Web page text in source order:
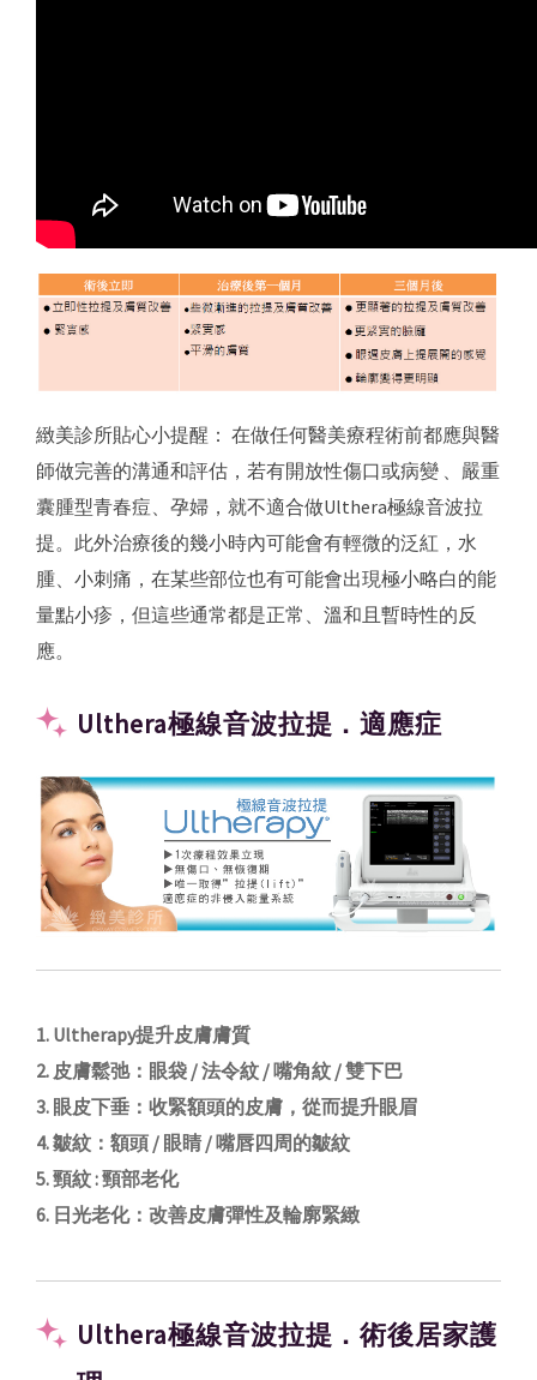
緻美診所貼心小提醒： 在做任何醫美療程術前都應與醫
師做完善的溝通和評估，若有開放性傷口或病變 、嚴重
囊腫型青春痘、孕婦，就不適合做Ulthera極線音波拉
提。此外治療後的幾小時內可能會有輕微的泛紅，水
腫、小刺痛，在某些部位也有可能會出現極小略白的能
量點小疹，但這些通常都是正常、溫和且暫時性的反
應。
Ulthera極線音波拉提．適應症
1. Ultherapy提升皮膚膚質
2. 皮膚鬆弛：眼袋 / 法令紋 / 嘴角紋 / 雙下巴
3. 眼皮下垂：收緊額頭的皮膚，從而提升眼眉
4. 皺紋：額頭 / 眼睛 / 嘴唇四周的皺紋
5. 頸紋 : 頸部老化
6. 日光老化：改善皮膚彈性及輪廓緊緻
Ulthera極線音波拉提．術後居家護